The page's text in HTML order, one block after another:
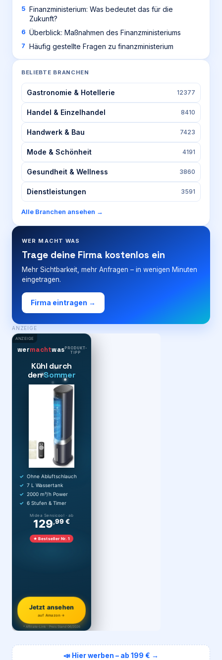
Finanzministerium: Was bedeutet das für die
Zukunft?
Überblick: Maßnahmen des Finanzministeriums
Häufig gestellte Fragen zu finanzministerium
BELIEBTE BRANCHEN
Gastronomie & Hotellerie 12377
Handel & Einzelhandel 8410
Handwerk & Bau 7423
Mode & Schönheit 4191
Gesundheit & Wellness 3860
Dienstleistungen 3591
Alle Branchen ansehen →
WER MACHT WAS
Trage deine Firma kostenlos ein
Mehr Sichtbarkeit, mehr Anfragen – in wenigen Minuten
eingetragen.
Firma eintragen →
ANZEIGE
ANZEIGE
wermachtwasPRODUKT-
TIPP
Kühl durch
denSommer
Ohne Abluftschlauch
7 L Wassertank
2000 m³/h Power
6 Stufen & Timer
Midea Sensicool · ab
129,99 €
★ Bestseller Nr. 1
Jetzt ansehen
auf Amazon →
* Affiliate-Link · Preis Stand 06/2026
📣 Hier werben – ab 199 € →